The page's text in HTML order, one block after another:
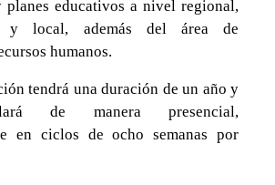
planes educativos a nivel regional,
y local, además del área de
humanos.
tendrá una duración de un año y
de manera presencial,
en ciclos de ocho semanas por